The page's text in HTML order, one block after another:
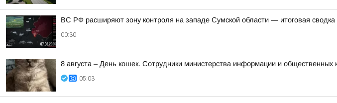
ВС РФ расширяют зону контроля на западе Сумской области — итоговая сводка
00:30
8 августа – День кошек. Сотрудники министерства информации и
05:03